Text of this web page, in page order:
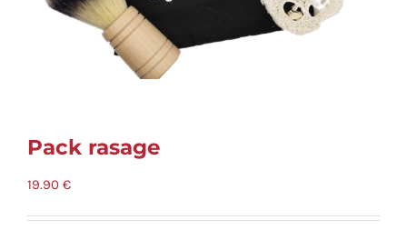
Pack rasage
19.90 €